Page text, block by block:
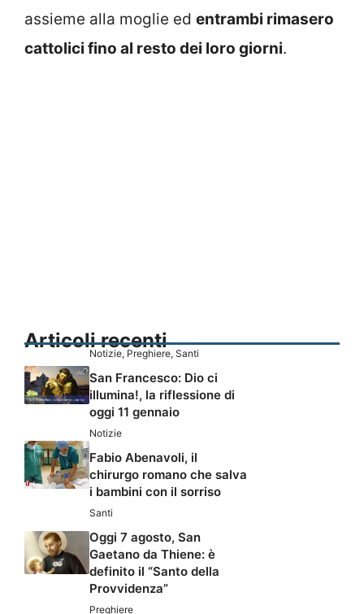
assieme alla moglie ed entrambi rimasero
cattolici fino al resto dei loro giorni.
Articoli recenti
Notizie, Preghiere, Santi
San Francesco: Dio ci
illumina!, la riflessione di
oggi 11 gennaio
Notizie
Fabio Abenavoli, il
chirurgo romano che salva
i bambini con il sorriso
Santi
Oggi 7 agosto, San
Gaetano da Thiene: è
definito il “Santo della
Provvidenza”
Preghiere